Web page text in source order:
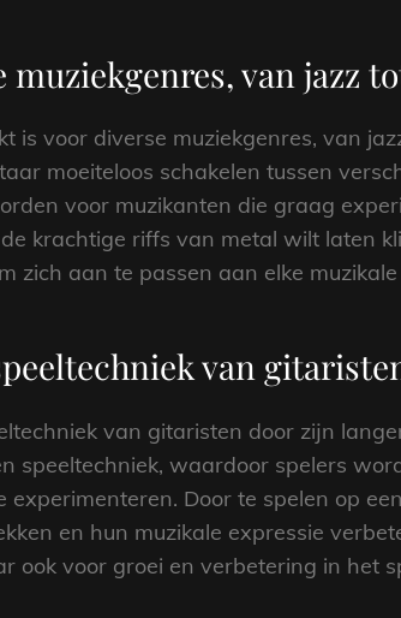
van jazz
voor diverse muziekgenres, van
moeiteloos schakelen tussen
voor muzikanten die graag
krachtige riffs van metal wilt laten
zich aan te passen aan elke
van
van gitaristen door zijn
speeltechniek, waardoor spelers
Door te spelen op
en hun muzikale expressie
ook voor groei en verbetering in het